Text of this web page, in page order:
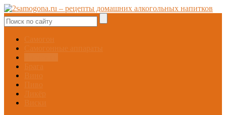
Самогон
Самогонные аппараты
Брага
Вино
Пиво
Ликёр
Виски